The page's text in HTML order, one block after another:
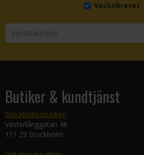
Veckobrevet
Butiker & kundtjänst
Stockholmsbutiken
Västerlånggatan 48
111 29 Stockholm